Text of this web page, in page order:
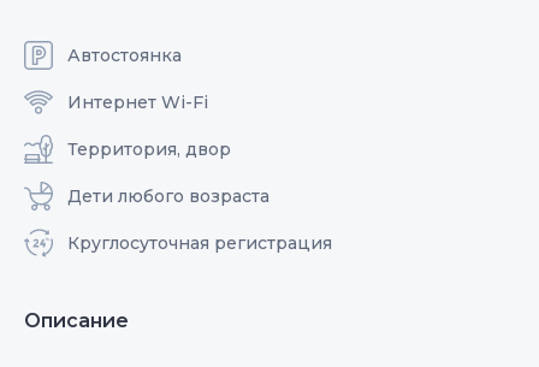
Автостоянка
Интернет Wi-Fi
Территория, двор
Дети любого возраста
Круглосуточная регистрация
Описание